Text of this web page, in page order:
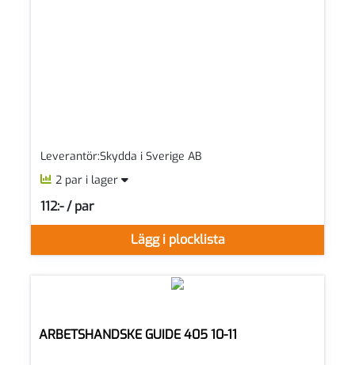
Leverantör:Skydda i Sverige AB
2 par i lager
Lägg i plocklista
112:- / par
SEK per PAR
ARBETSHANDSKE GUIDE 405 10-11